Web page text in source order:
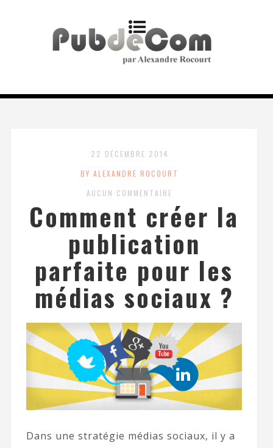
22 DÉCEMBRE 2014
BY ALEXANDRE ROCOURT
AUCUN COMMENTAIRE
Comment créer la
publication
parfaite pour les
médias sociaux ?
Dans une stratégie médias sociaux, il y a